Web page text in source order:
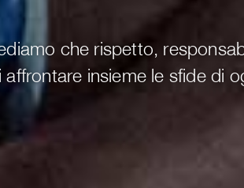
che rispetto,
affrontare insieme le sfide di